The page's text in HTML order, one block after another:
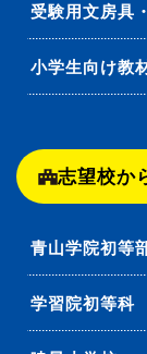
受験用文房具
小学生向け教
志望校か
青山学院初等
学習院初等科